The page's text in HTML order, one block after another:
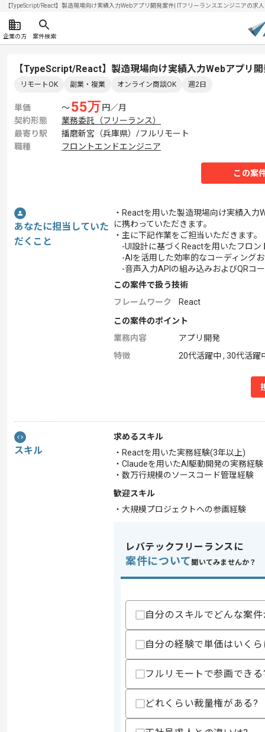
【TypeScript/React】製造現場向け実績入力Webアプリ開発案件| ITフリーランスエンジニアの
企業の方 案件検索
【TypeScript/React】製造現場向け実績入力Webアプリ
リモートOK 副業・複業 オンライン商談OK 週2日
単価 〜55万 円／月
契約形態
業務委託（フリーランス）
最寄り駅
播磨新宮（兵庫県）/フルリモート
職種
フロントエンドエンジニア
この案
あなたに担当していた
だくこと
・Reactを用いた製造現場向け実績入力
に携わっていただきます。
・主に下記作業をご担当いただきます。
-UI設計に基づくReactを用いたフロン
-AIを活用した効率的なコーディング
-音声入力APIの組み込みおよびQRコ
この案件で扱う技術
フレームワーク
React
この案件のポイント
業務内容
アプリ開発
特徴
20代活躍中 , 30代活躍
スキル
求めるスキル
・Reactを用いた実務経験(3年以上)
・Claudeを用いたAI駆動開発の実務経験
・数万行規模のソースコード管理経験
歓迎スキル
・大規模プロジェクトへの参画経験
レバテックフリーランスに
案件について 聞いてみませんか？
自分のスキルでどんな案
自分の経験で単価はいく
フルリモートで参画できる
どれくらい裁量権がある?